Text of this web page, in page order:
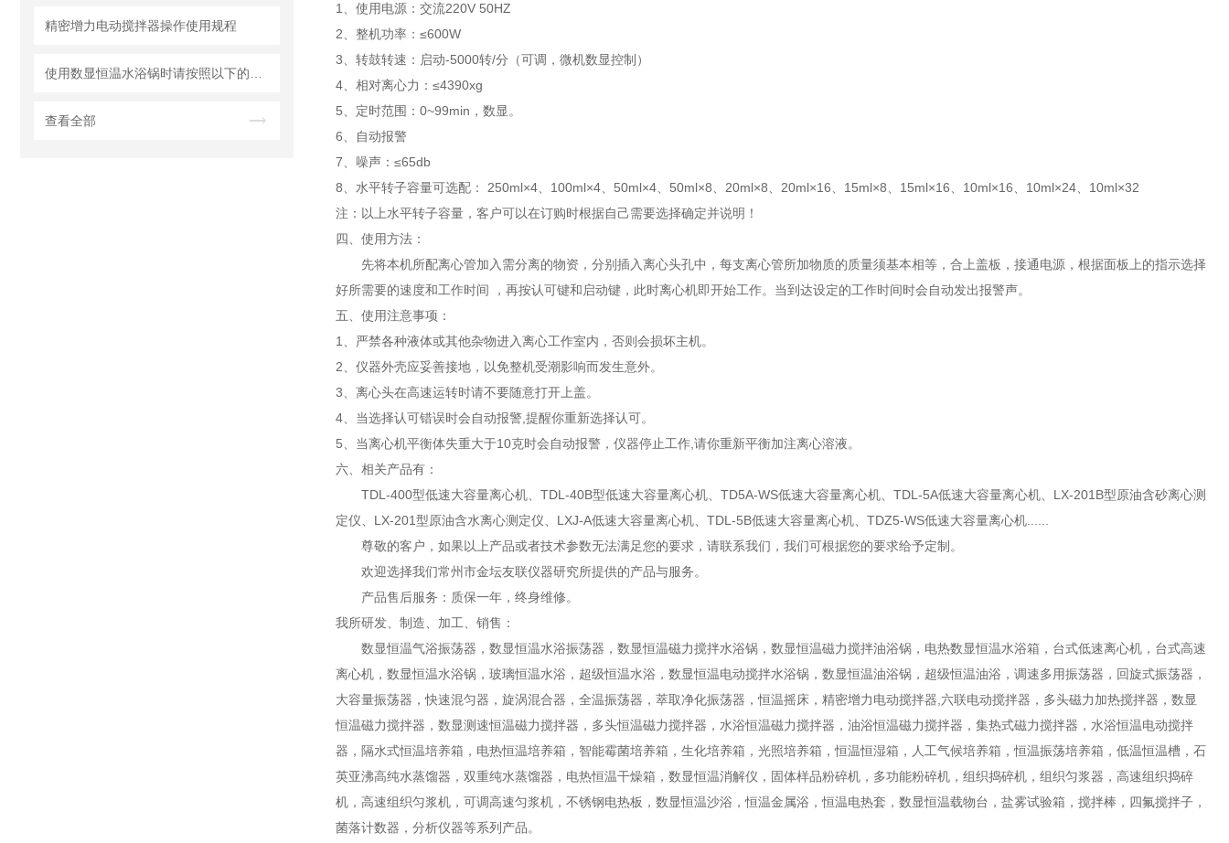
精密增力电动搅拌器操作使用规程
查看全部
1、使用电源：交流220V 50HZ
2、整机功率：≤600W
3、转鼓转速：启动-5000转/分（可调，微机数显控制）
4、相对离心力：≤4390xg
5、定时范围：0~99min，数显。
6、自动报警
7、噪声：≤65db
8、水平转子容量可选配： 250ml×4、100ml×4、50ml×4、50ml×8、20ml×8、20ml×16、15ml×8、15ml×16、10ml×16、10ml×24、10ml×32
注：以上水平转子容量，客户可以在订购时根据自己需要选择确定并说明！
四、使用方法：
先将本机所配离心管加入需分离的物资，分别插入离心头孔中，每支离心管所加物质的质量须基本相等，合上盖板，接通电源，根据面板上的指示选择
好所需要的速度和工作时间 ，再按认可键和启动键，此时离心机即开始工作。当到达设定的工作时间时会自动发出报警声。
五、使用注意事项：
1、严禁各种液体或其他杂物进入离心工作室内，否则会损坏主机。
2、仪器外壳应妥善接地，以免整机受潮影响而发生意外。
3、离心头在高速运转时请不要随意打开上盖。
4、当选择认可错误时会自动报警,提醒你重新选择认可。
5、当离心机平衡体失重大于10克时会自动报警，仪器停止工作,请你重新平衡加注离心溶液。
六、 相关产品有：
TDL-400型低速大容量离心机、TDL-40B型低速大容量离心机、TD5A-WS低速大容量离心机、TDL-5A低速大容量离心机、LX-201B型原油含砂离心测
定仪、LX-201型原油含水离心测定仪、LXJ-A低速大容量离心机、TDL-5B低速大容量离心机、TDZ5-WS低速大容量离心机......
尊敬的客户，如果以上产品或者技术参数无法满足您的要求，请联系我们，我们可根据您的要求给予定制。
欢迎选择我们常州市金坛友联仪器研究所提供的产品与服务。
产品售后服务：质保一年，终身维修。
我所研发、制造、加工、销售：
数显恒温气浴振荡器，数显恒温水浴振荡器，数显恒温磁力搅拌水浴锅，数显恒温磁力搅拌油浴锅，电热数显恒温水浴箱，台式低速离心机，台式高速
离心机，数显恒温水浴锅，玻璃恒温水浴，超级恒温水浴，数显恒温电动搅拌水浴锅，数显恒温油浴锅，超级恒温油浴，调速多用振荡器，回旋式振荡器，
大容量振荡器，快速混匀器，旋涡混合器，全温振荡器，萃取净化振荡器，恒温摇床，精密增力电动搅拌器,六联电动搅拌器，多头磁力加热搅拌器，数显
恒温磁力搅拌器，数显测速恒温磁力搅拌器，多头恒温磁力搅拌器，水浴恒温磁力搅拌器，油浴恒温磁力搅拌器，集热式磁力搅拌器，水浴恒温电动搅拌
器，隔水式恒温培养箱，电热恒温培养箱，智能霉菌培养箱，生化培养箱，光照培养箱，恒温恒湿箱，人工气候培养箱，恒温振荡培养箱，低温恒温槽，石
英亚沸高纯水蒸馏器，双重纯水蒸馏器，电热恒温干燥箱，数显恒温消解仪，固体样品粉碎机，多功能粉碎机，组织捣碎机，组织匀浆器，高速组织捣碎
机，高速组织匀浆机，可调高速匀浆机，不锈钢电热板，数显恒温沙浴，恒温金属浴，恒温电热套，数显恒温载物台，盐雾试验箱，搅拌棒，四氟搅拌子，
菌落计数器，分析仪器等系列产品。